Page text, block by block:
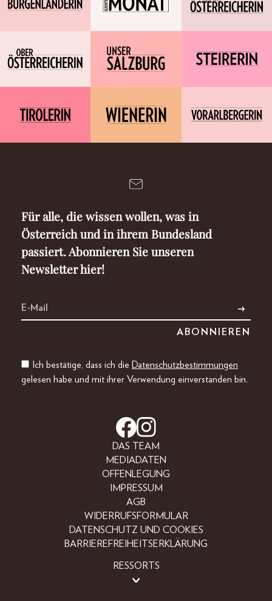
Für alle, die wissen wollen, was in
Österreich und in ihrem Bundesland
passiert. Abonnieren Sie unseren
Newsletter hier!
Ich bestätige, dass ich die Datenschutzbestimmungen
gelesen habe und mit ihrer Verwendung einverstanden bin.
DAS TEAM
MEDIADATEN
OFFENLEGUNG
IMPRESSUM
AGB
WIDERRUFSFORMULAR
DATENSCHUTZ UND COOKIES
BARRIEREFREIHEITSERKLÄRUNG
RESSORTS